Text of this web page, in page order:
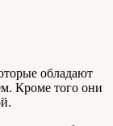
обладают
Кроме того они